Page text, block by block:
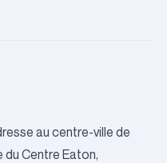
au centre-ville de
du Centre Eaton,